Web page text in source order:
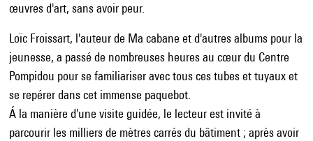
œuvres d'art, sans avoir peur.
Loïc Froissart, l'auteur de Ma cabane et d'autres albums pour la
jeunesse, a passé de nombreuses heures au cœur du Centre
Pompidou pour se familiariser avec tous ces tubes et tuyaux et
se repérer dans cet immense paquebot.
Á la manière d'une visite guidée, le lecteur est invité à
parcourir les milliers de mètres carrés du bâtiment ; après avoir